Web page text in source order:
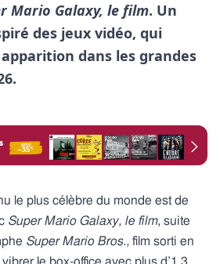
Mario Galaxy, le film. Un
des jeux vidéo, qui
dans les grandes
le plus célèbre du monde est de
Super Mario Galaxy, le film, suite
Super Mario Bros., film sorti en